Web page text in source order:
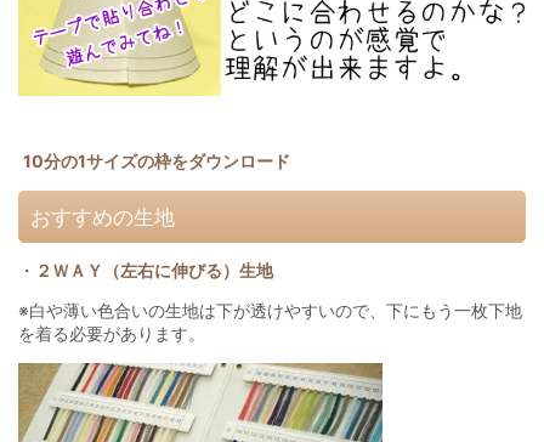
10分の1サイズの枠をダウンロード
おすすめの生地
・ ２ＷＡＹ（左右に伸びる）生地
※白や薄い色合いの生地は下が透けやすいので、下にもう一枚下地
を着る必要があります。